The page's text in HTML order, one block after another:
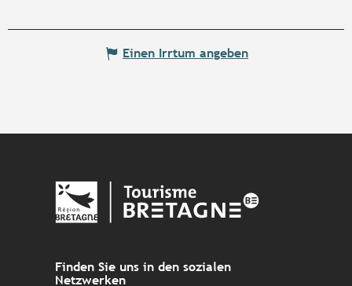
Einen Irrtum angeben
Finden Sie uns in den sozialen
Netzwerken